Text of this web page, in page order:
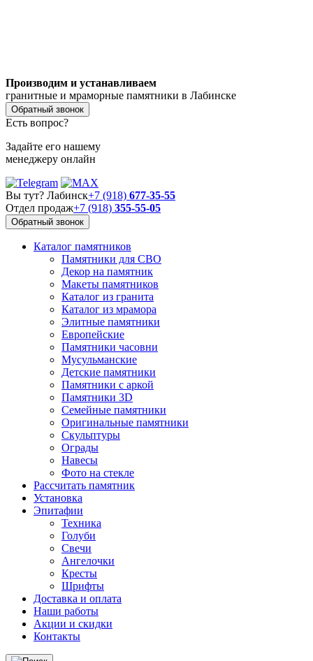
Производим и устанавливаем
гранитные и мраморные памятники в Лабинске
Обратный звонок
Есть вопрос?
Задайте его нашему
менеджеру онлайн
Вы тут? Лабинск+7 (918) 677-35-55
Отдел продаж+7 (918) 355-55-05
Обратный звонок
Каталог памятников
Памятники для СВО
Декор на памятник
Макеты памятников
Каталог из гранита
Каталог из мрамора
Элитные памятники
Европейские
Памятники часовни
Мусульманские
Детские памятники
Памятники с аркой
Памятники 3D
Семейные памятники
Оригинальные памятники
Скульптуры
Ограды
Навесы
Фото на стекле
Рассчитать памятник
Установка
Эпитафии
Техника
Голуби
Свечи
Ангелочки
Кресты
Шрифты
Доставка и оплата
Наши работы
Акции и скидки
Контакты